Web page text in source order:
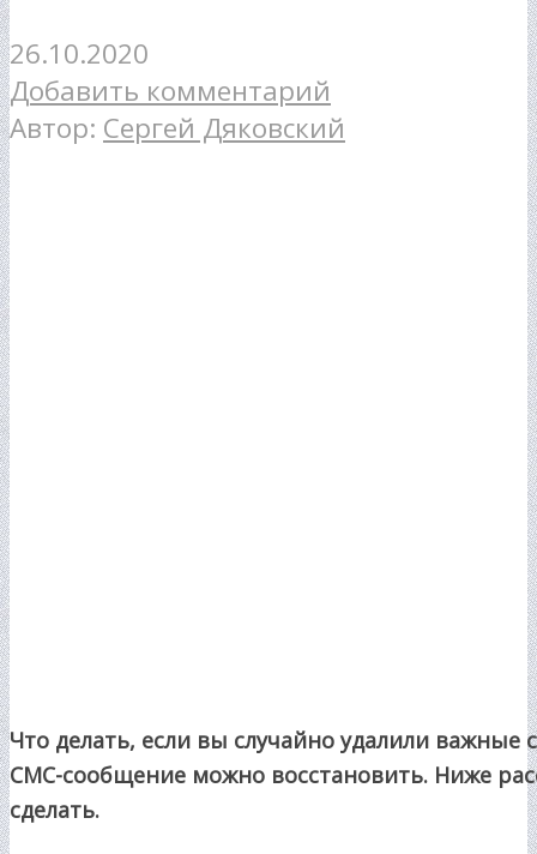
26.10.2020
Добавить комментарий
Автор: Сергей Дяковский
Что делать, если вы случайно удалили
СМС-сообщение можно восстановить. Ниже
сделать.